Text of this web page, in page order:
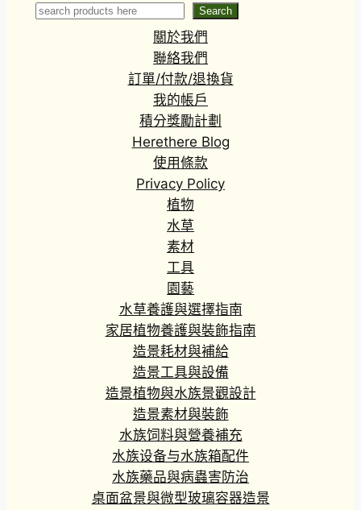
Search Search
關於我們
聯絡我們
訂單/付款/退換貨
我的帳戶
積分獎勵計劃
Herethere Blog
使用條款
Privacy Policy
植物
水草
素材
工具
園藝
水草養護與選擇指南
家居植物養護與裝飾指南
造景耗材與補給
造景工具與設備
造景植物與水族景觀設計
造景素材與裝飾
水族饲料與營養補充
水族设备与水族箱配件
水族藥品與病蟲害防治
桌面盆景與微型玻璃容器造景